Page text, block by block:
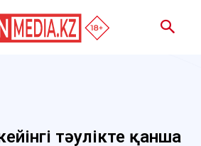
тәулікте қанша